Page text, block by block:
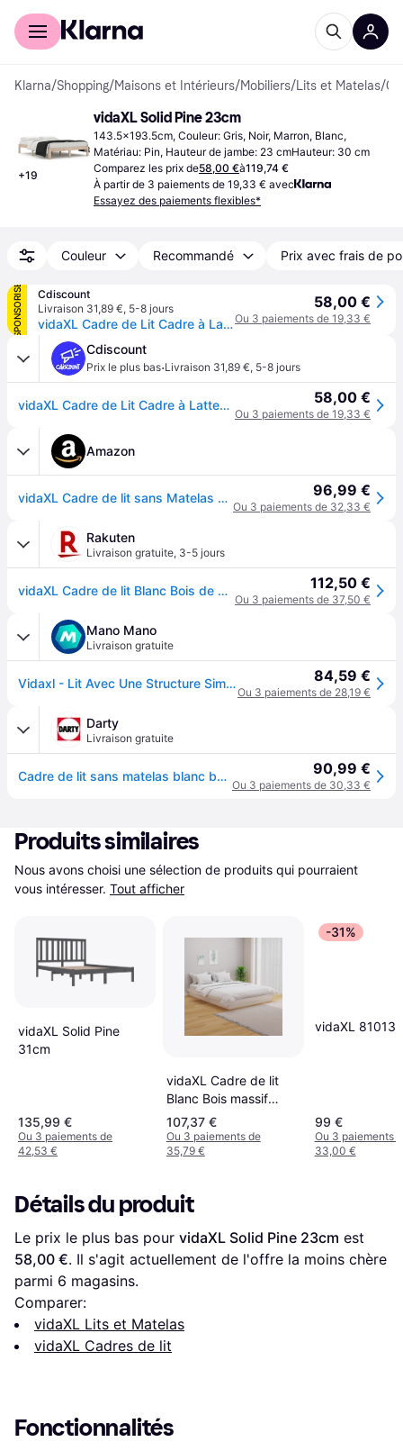
Acheter avec Klarna
Klarna/Shopping/Maisons et Intérieurs/Mobiliers/Lits et Matelas/
+19
vidaXL Solid Pine 23cm
143.5x193.5cm, Couleur: Gris, Noir, Marron, Blanc,
Matériau: Pin, Hauteur de jambe: 23 cmHauteur: 30 cm
Comparez les prix de58,00 €à119,74 €
À partir de 3 paiements de 19,33 € avec
Essayez des paiements flexibles*
Couleur Recommandé Prix avec frais de
SPONSORISÉ
Cdiscount
Livraison 31,89 €, 5-8 jours
vidaXL Cadre de Lit Cadre à Lattes sur Pied Lit Adulte Sommier à Lattes Meuble de Chambre à Coucher Lit Double 140x190 cm 810346 - Blanc
58,00 €
Ou 3 paiements de 19,33 €
Cdiscount
Prix le plus bas·Livraison 31,89 €, 5-8 jours
vidaXL Cadre de Lit Cadre à Lattes sur Pied Lit Adulte Sommier à Lattes Meuble de Chambre à Coucher Lit Double 140x190 cm 810346 - Blanc 58,00 €
Ou 3 paiements de 19,33 €
Amazon
vidaXL Cadre de lit sans Matelas Bois de pin Massif 140x190 cm 96,99 €
Ou 3 paiements de 32,33 €
Rakuten
Livraison gratuite, 3-5 jours
vidaXL Cadre de lit Blanc Bois de pin massif 140x190 cm 112,50 €
Ou 3 paiements de 37,50 €
Mano Mano
Livraison gratuite
Vidaxl - Lit Avec Une Structure Simple En Bois De Pin 140x190 Cm Diverses Couleurs Couleur : Blanc 84,59 €
Ou 3 paiements de 28,19 €
Darty
Livraison gratuite
Cadre de lit sans matelas blanc bois de pin massif 140x190 cm 90,99 €
Ou 3 paiements de 30,33 €
Produits similaires
Nous avons choisi une sélection de produits qui pourraient
vous intéresser. Tout afficher
vidaXL Solid Pine
31cm
135,99 €
Ou 3 paiements de
42,53 €
vidaXL Cadre de lit
Blanc Bois massif
140x190 cm
107,37 €
Ou 3 paiements de
35,79 €
-31%
vidaXL 810131
99 €
Ou 3 paiements
33,00 €
Détails du produit
Le prix le plus bas pour vidaXL Solid Pine 23cm
58,00 €. Il s'agit actuellement de l'offre la moins chère
parmi 6 magasins.
Comparer:
vidaXL Lits et Matelas
vidaXL Cadres de lit
Fonctionnalités